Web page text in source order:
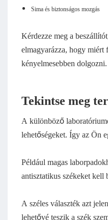
Sima és biztonságos mozgás
Kérdezze meg a
elmagyarázza, hogy miért
kényelmesebben
Tekintse meg
A különböző
lehetőségeket. Így az Ön
Például magas
antisztatikus székeket
A széles választék azt
lehetővé teszik a szék